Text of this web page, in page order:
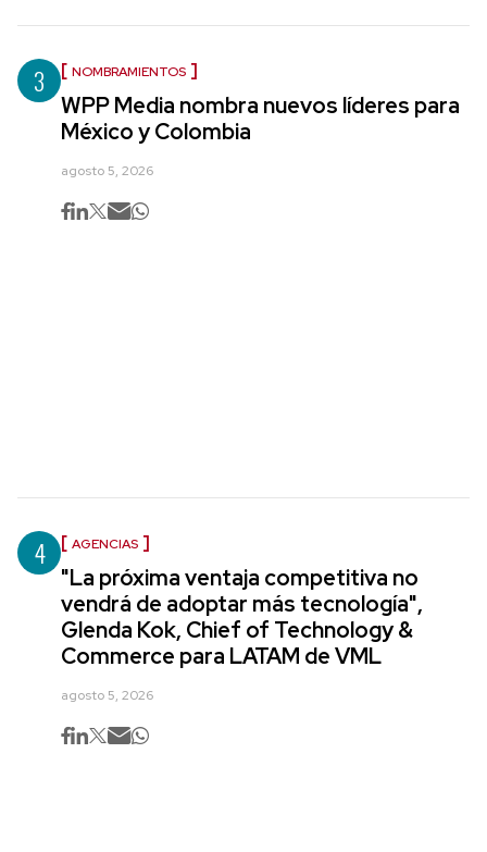
3 NOMBRAMIENTOS
WPP Media nombra nuevos líderes para
México y Colombia
agosto 5, 2026
4 AGENCIAS
"La próxima ventaja competitiva no
vendrá de adoptar más tecnología",
Glenda Kok, Chief of Technology &
Commerce para LATAM de VML
agosto 5, 2026